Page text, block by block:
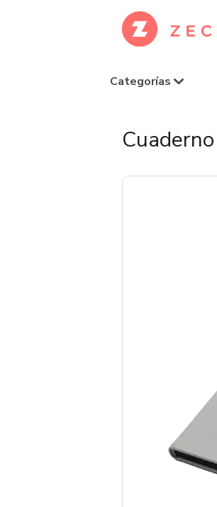
Categorías